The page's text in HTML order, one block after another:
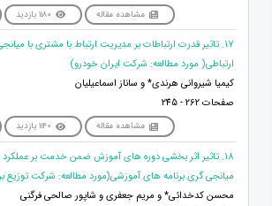
مشاهده مقاله 1180 بازدید
17. تاثیر قدرت ارتباطات بر مدیریت ارتباط با مشتری با
ارتباطی( مورد مطالعه: شرکت ایران خودرو)
کیمیا شیروانی هرندی* و ساناز اسماعیلیان
صفحات 262 - 245
مشاهده مقاله 1140 بازدید
18. تاثیر اثر بخشی دوره های آموزش ضمن خدمت بر عملکرد
میانجی گری برنامه های آموزشی(مورد مطالعه: شرکت توزیع
محسن کدخدائی* و مریم جعفری و شاپور صالحی فرگنی